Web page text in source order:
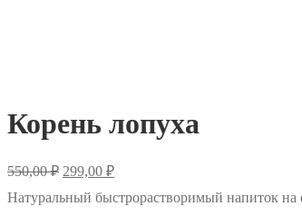
Корень лопуха
550,00₽ Первоначальная
составляла
299,00 ₽Текущая
299,00 ₽.
Натуральный быстрорастворимый напиток на